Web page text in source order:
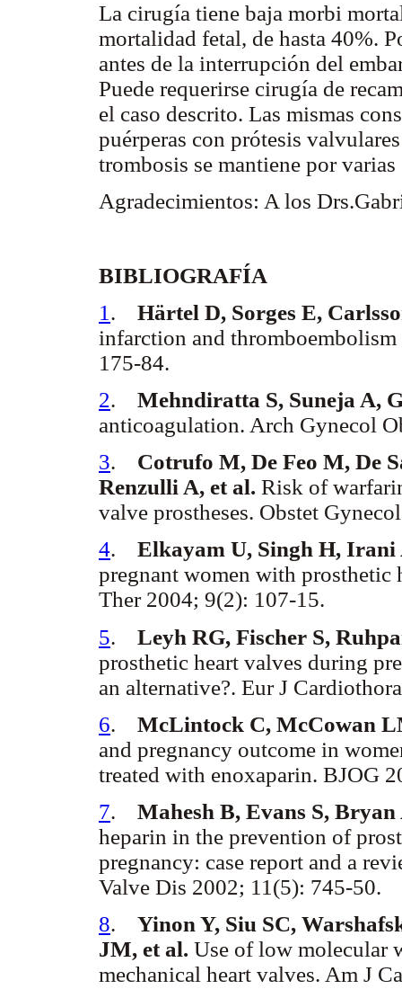
La cirugía tiene baja morbi
mortalidad fetal, de hasta 40%.
antes de la interrupción del
Puede requerirse cirugía de
el caso descrito. Las mismas
puérperas con prótesis
trombosis se mantiene por
Agradecimientos: A los
BIBLIOGRAFÍA
1 . Härtel D, Sorges E,
infarction and
175-84.
2. Mehndiratta S, Suneja A,
anticoagulation. Arch Gynecol
3. Cotrufo M, De Feo M, De
Renzulli A, et al. Risk of
valve prostheses. Obstet
4. Elkayam U, Singh H,
pregnant women with prosthetic
Ther 2004; 9(2): 107-15.
5. Leyh RG, Fischer S,
prosthetic heart valves during
an alternative?. Eur J
6. McLintock C, McCowan
and pregnancy outcome in
treated with enoxaparin. BJOG
7. Mahesh B, Evans S,
heparin in the prevention of
pregnancy: case report and a
Valve Dis 2002; 11(5): 745-50.
8. Yinon Y, Siu SC,
JM, et al. Use of low molecular
mechanical heart valves. Am J